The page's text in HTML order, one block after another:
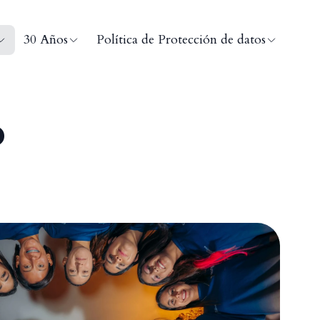
30 Años Política de Protección de datos